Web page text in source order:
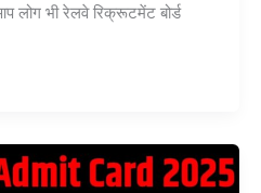
लोग भी रेलवे रिक्रूटमेंट बोर्ड